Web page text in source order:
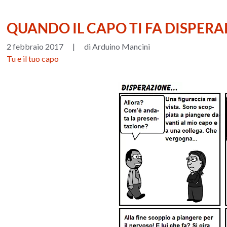
QUANDO IL CAPO TI FA
2 febbraio 2017 |
di Arduino Mancini
Tu e il tuo capo